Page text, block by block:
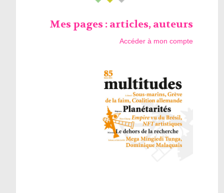
Mes pages : articles, auteurs
Accéder à mon compte